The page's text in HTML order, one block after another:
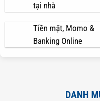
tại nhà
Tiền mặt, Momo &
Banking Online
DANH